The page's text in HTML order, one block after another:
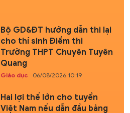
Bộ GD&ĐT hướng dẫn thi lại
cho thí sinh Điểm thi
Trường THPT Chuyên Tuyên
Quang
Giáo dục 06/08/2026 10:19
Hai lợi thế lớn cho tuyển
Việt Nam nếu dẫn đầu bảng